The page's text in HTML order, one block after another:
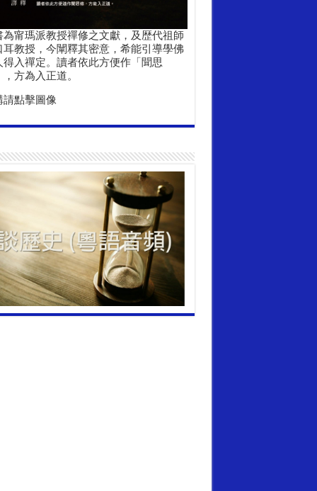
為甯瑪派教授禪修之文獻，及歴代祖師
耳教授，今闡釋其密意，希能引導學佛
得入禪定。讀者依此方便作「聞思
方為入正道。
請點擊圖像